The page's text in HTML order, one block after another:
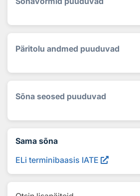
Päritolu andmed puuduvad
Sõna seosed puuduvad
Sama sõna
ELi terminibaasis IATE